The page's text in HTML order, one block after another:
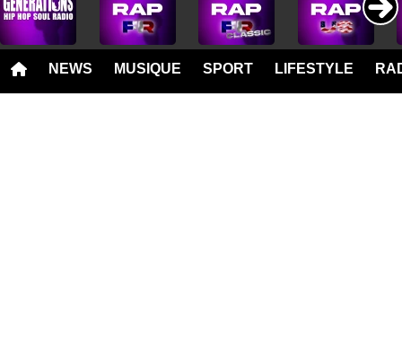
NEWS MUSIQUE SPORT LIFESTYLE